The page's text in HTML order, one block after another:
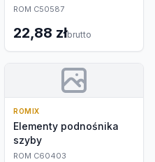
ROM C50587
22,88 złbrutto
ROMIX
Elementy podnośnika
szyby
ROM C60403